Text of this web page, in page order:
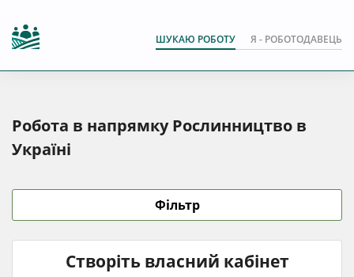
ШУКАЮ РОБОТУ Я - РОБОТОДАВЕЦЬ
Робота в напрямку Рослинництво в
Україні
Фільтр
Створіть власний кабінет